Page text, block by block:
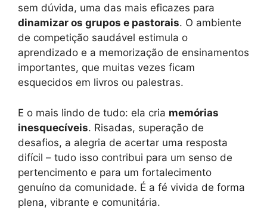
sem dúvida, uma das mais eficazes para
dinamizar os grupos e pastorais. O ambiente
de competição saudável estimula o
aprendizado e a memorização de ensinamentos
importantes, que muitas vezes ficam
esquecidos em livros ou palestras.
E o mais lindo de tudo: ela cria memórias
inesquecíveis. Risadas, superação de
desafios, a alegria de acertar uma resposta
difícil – tudo isso contribui para um senso de
pertencimento e para um fortalecimento
genuíno da comunidade. É a fé vivida de forma
plena, vibrante e comunitária.